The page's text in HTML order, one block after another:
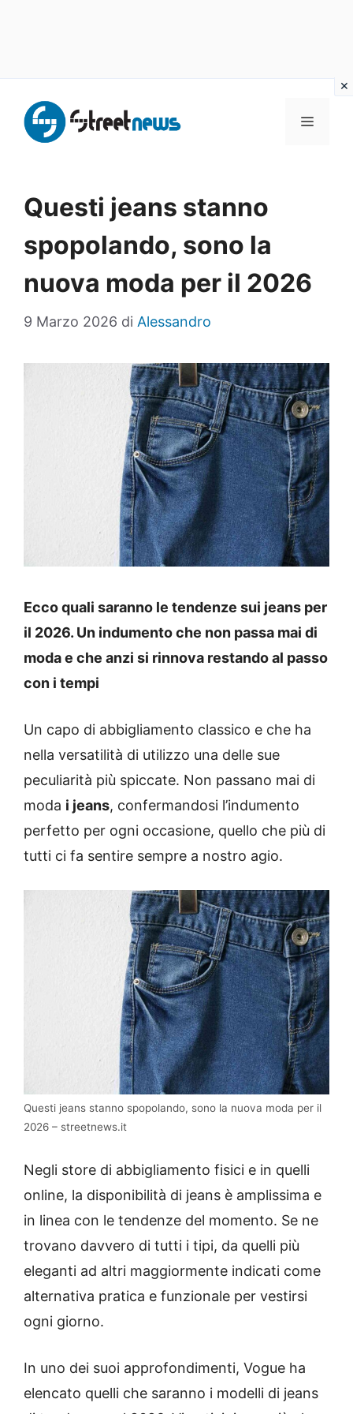
contenuto
MENU
Questi jeans stanno
spopolando, sono la
nuova moda per il 2026
9 Marzo 2026 di Alessandro
Ecco quali saranno le tendenze sui jeans per
il 2026. Un indumento che non passa mai di
moda e che anzi si rinnova restando al passo
con i tempi
Un capo di abbigliamento classico e che ha
nella versatilità di utilizzo una delle sue
peculiarità più spiccate. Non passano mai di
moda i jeans, confermandosi l’indumento
perfetto per ogni occasione, quello che più di
tutti ci fa sentire sempre a nostro agio.
Questi jeans stanno spopolando, sono la nuova moda per il
2026 – streetnews.it
Negli store di abbigliamento fisici e in quelli
online, la disponibilità di jeans è amplissima e
in linea con le tendenze del momento. Se ne
trovano davvero di tutti i tipi, da quelli più
eleganti ad altri maggiormente indicati come
alternativa pratica e funzionale per vestirsi
ogni giorno.
In uno dei suoi approfondimenti, Vogue ha
elencato quelli che saranno i modelli di jeans